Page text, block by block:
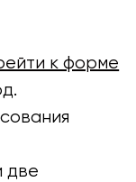
к форме
две